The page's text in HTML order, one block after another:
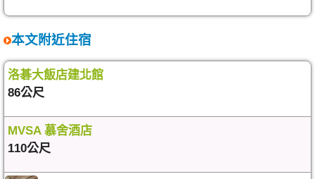
本文附近住宿
洛碁大飯店建北館
86公尺
MVSA 慕舍酒店
110公尺